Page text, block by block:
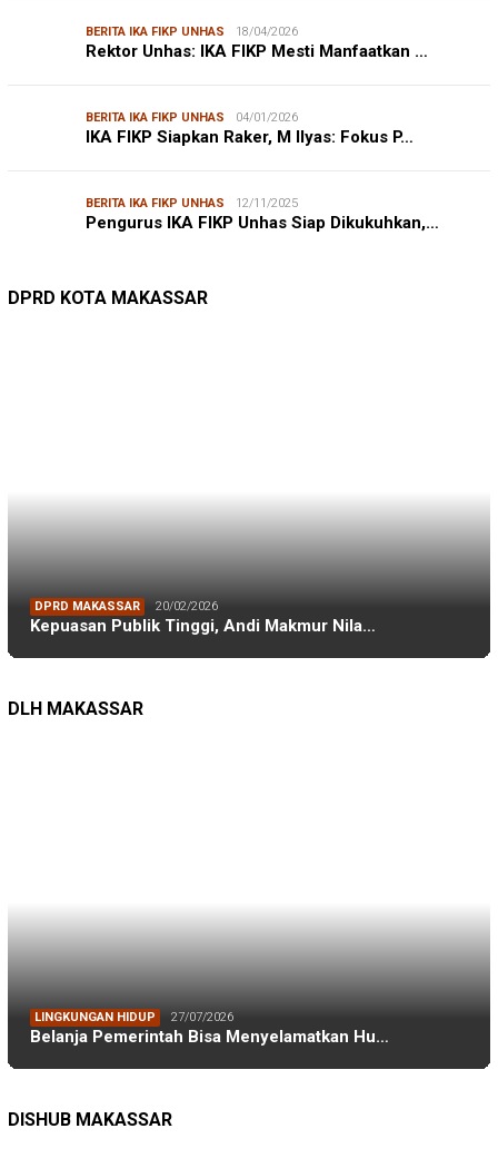
BERITA IKA FIKP UNHAS 18/04/2026
Rektor Unhas: IKA FIKP Mesti Manfaatkan …
BERITA IKA FIKP UNHAS 04/01/2026
IKA FIKP Siapkan Raker, M Ilyas: Fokus P…
BERITA IKA FIKP UNHAS 12/11/2025
Pengurus IKA FIKP Unhas Siap Dikukuhkan,…
DPRD KOTA MAKASSAR
Kepuasan Publik Tinggi, Andi Makmur Nila…